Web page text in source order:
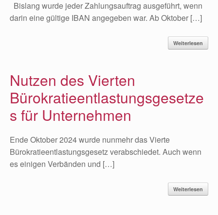
Bislang wurde jeder Zahlungsauftrag ausgeführt, wenn
darin eine gültige IBAN angegeben war. Ab Oktober […]
Weiterlesen
Nutzen des Vierten
Bürokratieentlastungsgesetze
s für Unternehmen
Ende Oktober 2024 wurde nunmehr das Vierte
Bürokratieentlastungsgesetz verabschiedet. Auch wenn
es einigen Verbänden und […]
Weiterlesen